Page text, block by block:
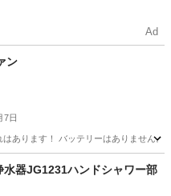
Ad
ン
7日
あります！ バッテリーはありません
家電
水器JG1231ハンドシャワー部